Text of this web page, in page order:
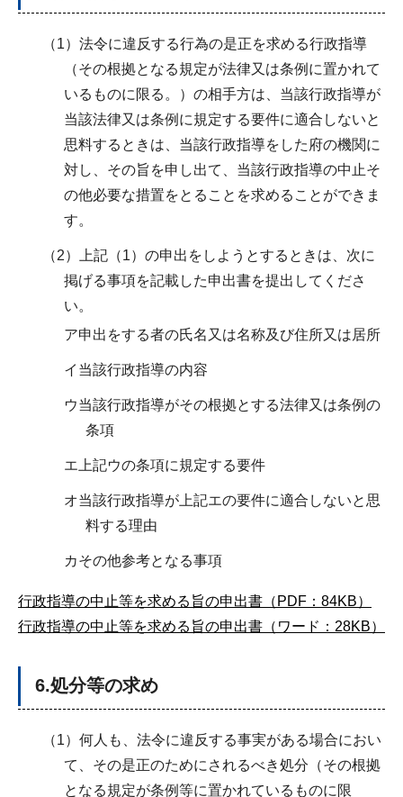
（1）法令に違反する行為の是正を求める行政指導
（その根拠となる規定が法律又は条例に置かれて
いるものに限る。）の相手方は、当該行政指導が
当該法律又は条例に規定する要件に適合しないと
思料するときは、当該行政指導をした府の機関に
対し、その旨を申し出て、当該行政指導の中止そ
の他必要な措置をとることを求めることができま
す。
（2）上記（1）の申出をしようとするときは、次に
掲げる事項を記載した申出書を提出してくださ
い。
ア申出をする者の氏名又は名称及び住所又は居所
イ当該行政指導の内容
ウ当該行政指導がその根拠とする法律又は条例の
条項
エ上記ウの条項に規定する要件
オ当該行政指導が上記エの要件に適合しないと思
料する理由
カその他参考となる事項
行政指導の中止等を求める旨の申出書（PDF：84KB）
行政指導の中止等を求める旨の申出書（ワード：28KB）
6.処分等の求め
（1）何人も、法令に違反する事実がある場合におい
て、その是正のためにされるべき処分（その根拠
となる規定が条例等に置かれているものに限